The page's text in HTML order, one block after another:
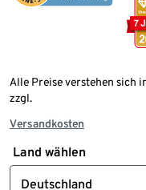
Alle Preise verstehen sich
zzgl.
Versandkosten
Land wählen
Deutschland